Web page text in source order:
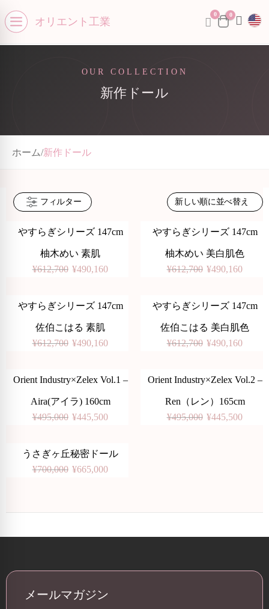
Open menuオリエント工業
0 0
menu
OUR COLLECTION
新作ドール
ホーム/新作ドール
フィルター
-20%
やすらぎシリーズ 147cm
柚木めい 素肌
¥612,700 ¥490,160
-20%
やすらぎシリーズ 147cm
柚木めい 美白肌色
¥612,700 ¥490,160
-20%
やすらぎシリーズ 147cm
佐伯こはる 素肌
¥612,700 ¥490,160
-20%
やすらぎシリーズ 147cm
佐伯こはる 美白肌色
¥612,700 ¥490,160
-10%
Orient Industry×Zelex Vol.1 –
Aira(アイラ) 160cm
¥495,000 ¥445,500
-10%
Orient Industry×Zelex Vol.2 –
Ren（レン）165cm
¥495,000 ¥445,500
-5%うさぎヶ丘秘密ドール
¥700,000 ¥665,000
メールマガジン